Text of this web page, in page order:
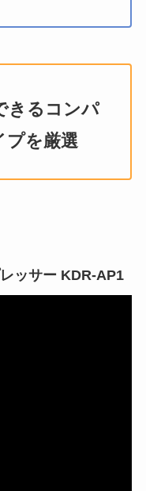
きるコンパ
プを厳選
ッサー KDR-AP1